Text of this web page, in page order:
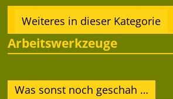
Weiteres in dieser Kategorie
Arbeitswerkzeuge
Was sonst noch geschah …